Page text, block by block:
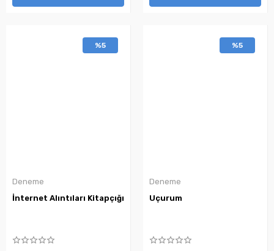
%5
Deneme
İnternet Alıntıları Kitapçığı
%5
Deneme
Uçurum